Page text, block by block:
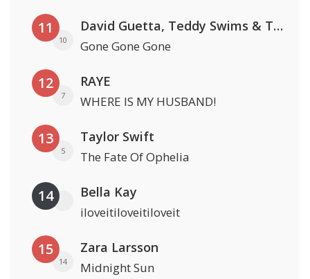
11
10
David Guetta, Teddy Swims & Tones And I
Gone Gone Gone
12
7
RAYE
WHERE IS MY HUSBAND!
13
5
Taylor Swift
The Fate Of Ophelia
14 Bella Kay
iloveitiloveitiloveit
15
14
Zara Larsson
Midnight Sun